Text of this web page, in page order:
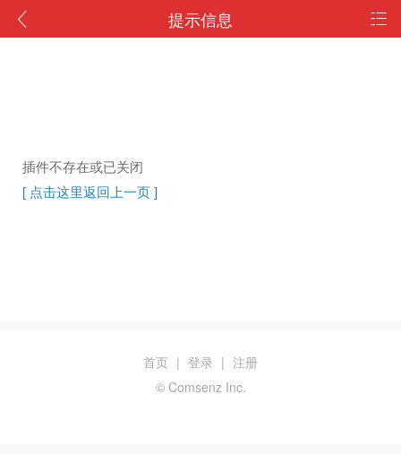
提示信息
插件不存在或已关闭
[ 点击这里返回上一页 ]
首页 | 登录 | 注册
© Comsenz Inc.